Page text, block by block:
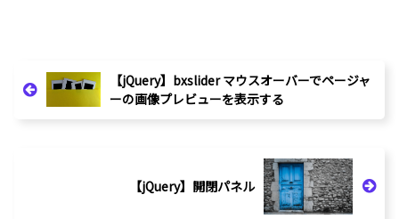
【jQuery】bxslider マウスオーバーでページャ
ーの画像プレビューを表示する
【jQuery】開閉パネル